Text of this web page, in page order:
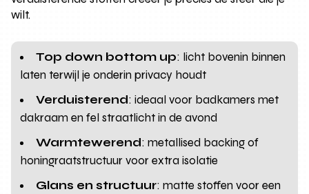
wilt.
Top down bottom up: licht bovenin binnen
laten terwijl je onderin privacy houdt
Verduisterend: ideaal voor badkamers met
dakraam en fel straatlicht in de avond
Warmtewerend: metallised backing of
honingraatstructuur voor extra isolatie
Glans en structuur: matte stoffen voor een